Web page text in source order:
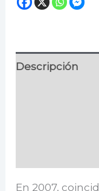
Descripción
En 2007,